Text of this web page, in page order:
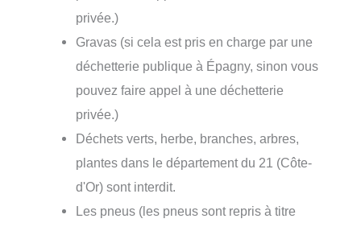
privée.)
Gravas (si cela est pris en charge par une
déchetterie publique à Épagny, sinon vous
pouvez faire appel à une déchetterie
privée.)
Déchets verts, herbe, branches, arbres,
plantes dans le département du 21 (Côte-
d'Or) sont interdit.
Les pneus (les pneus sont repris à titre